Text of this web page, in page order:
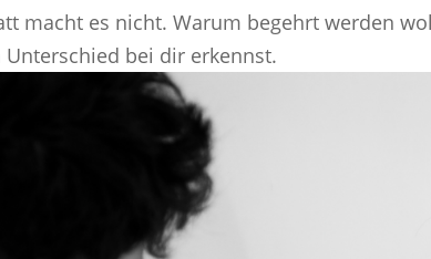
macht es nicht. Warum begehrt werden
bei dir erkennst.